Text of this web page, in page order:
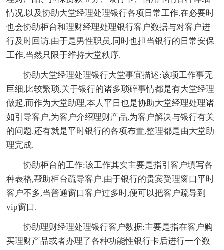
情况,以及协助大堂经理处理银行各项日常工作.在必要时
也会协助柜台和理财经理处理银行客户数据与对客户进
行及时回访.由于是男性职员,同时也担当银行的日常安保
工作,当然只限于维持大堂秩序.
协助大堂经理处理银行大堂事宜描述:该项工作事无
巨细,比较繁琐,关于银行的诸多琐碎事情都是有大堂经理
做起,而作为大堂助理,本人平日也是协助大堂经理处理诸
如引导客户,为客户介绍理财产品,为客户解决与银行有关
的问题.还有就是平时银行的各项布置,整理都是由大堂助
理完成.
协助柜台的工作:该工作其实主要是指引客户填写各
种表格,帮助柜台疏导客户.由于银行的贵宾受理窗口平时
客户不多,当普通窗口客户过多时,便可以把客户疏导到
vip窗口.
协助理财经理处理银行客户数据:主要是指在客户购
买理财产品或者办理了各种功能性银行卡后进行一个数